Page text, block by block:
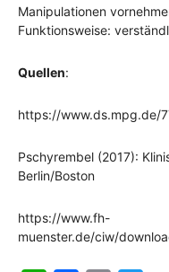
Manipulationen
Funktionsweise:
Quellen:
https://www.ds.mpg.de/
Pschyrembel (2017):
Berlin/Boston
https://www.fh-
muenster.de/ciw/